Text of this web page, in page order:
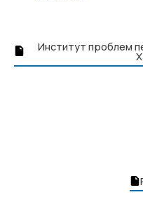
Институт проблем